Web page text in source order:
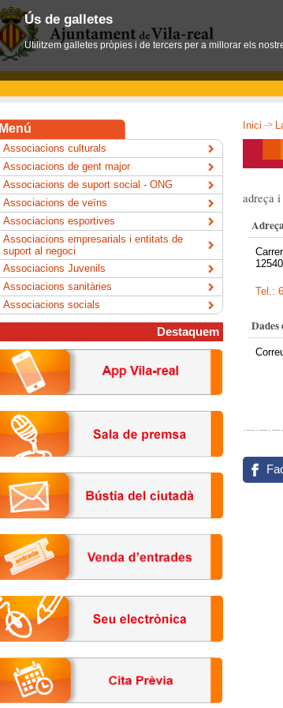
Inici ->
adreça i
Tel.:
Dades
Menú
Associacions culturals
Associacions de gent major
Associacions de suport social - ONG
Associacions de veïns
Associacions esportives
Associacions empresarials i entitats de
suport al negoci
Associacions Juvenils
Associacions sanitàries
Associacions socials
Destaquem
Ús de galletes
Utilitzem galletes pròpies i de tercers per a millorar els